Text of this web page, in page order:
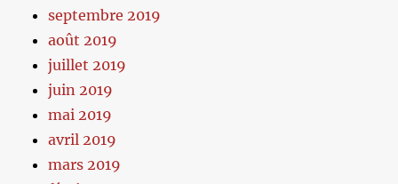
septembre 2019
août 2019
juillet 2019
juin 2019
mai 2019
avril 2019
mars 2019